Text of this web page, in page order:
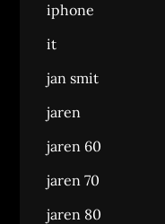
iphone
it
jan smit
jaren
jaren 60
jaren 70
jaren 80